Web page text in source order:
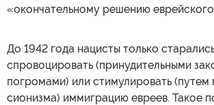
«окончательному решению
До 1942 года нацисты только
спровоцировать (принудительными
погромами) или стимулировать (путем
сионизма) иммиграцию евреев. Такое